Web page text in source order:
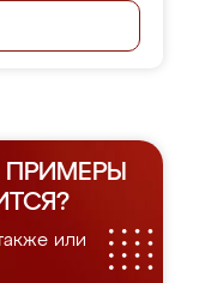
ПРИМЕРЫ
или